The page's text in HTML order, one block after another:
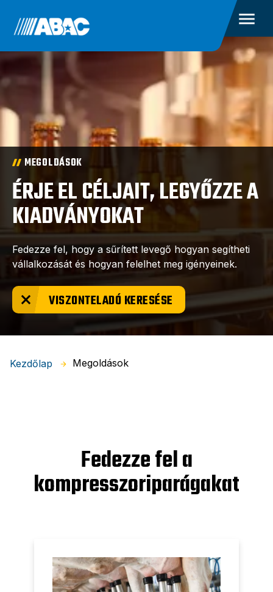
MEGOLDÁSOK
ÉRJE EL CÉLJAIT, LEGYŐZZE A
KIADVÁNYOKAT
Fedezze fel, hogy a sűrített levegő hogyan segítheti
vállalkozását és hogyan felelhet meg igényeinek.
VISZONTELADÓ KERESÉSE
Kezdőlap Megoldások
Fedezze fel a
kompresszoriparágakat